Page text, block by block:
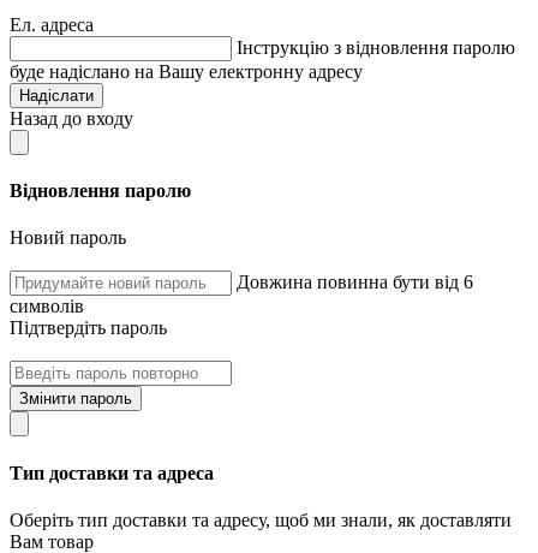
Ел. адреса
Інструкцію з відновлення паролю
буде надіслано на Вашу електронну адресу
Надіслати
Назад до входу
Відновлення паролю
Новий пароль
Довжина повинна бути від 6
символів
Підтвердіть пароль
Змінити пароль
Тип доставки та адреса
Оберіть тип доставки та адресу, щоб ми знали, як доставляти
Вам товар